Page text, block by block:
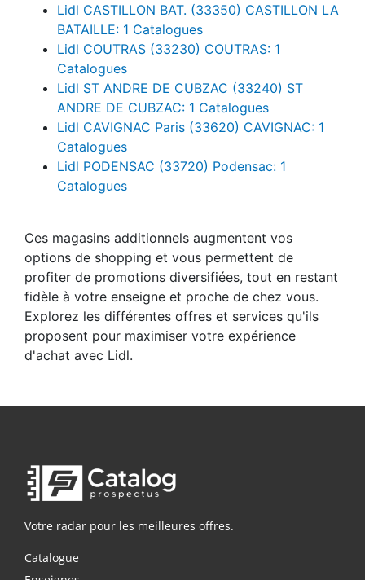
Lidl CASTILLON BAT. (33350) CASTILLON LA
BATAILLE: 1 Catalogues
Lidl COUTRAS (33230) COUTRAS: 1
Catalogues
Lidl ST ANDRE DE CUBZAC (33240) ST
ANDRE DE CUBZAC: 1 Catalogues
Lidl CAVIGNAC Paris (33620) CAVIGNAC: 1
Catalogues
Lidl PODENSAC (33720) Podensac: 1
Catalogues
Ces magasins additionnels augmentent vos
options de shopping et vous permettent de
profiter de promotions diversifiées, tout en restant
fidèle à votre enseigne et proche de chez vous.
Explorez les différentes offres et services qu'ils
proposent pour maximiser votre expérience
d'achat avec Lidl.
Votre radar pour les meilleures offres.
Catalogue